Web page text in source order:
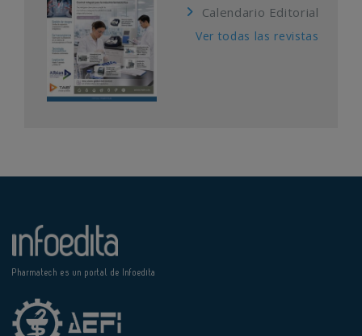
Calendario Editorial
Ver todas las revistas
Pharmatech es un portal de Infoedita